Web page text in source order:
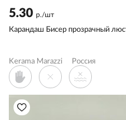
5.30 р./шт
Карандаш Бисер прозрачный
Kerama Marazzi Россия